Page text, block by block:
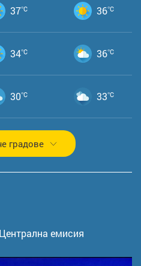
37°C 36°C
34°C 36°C
30°C 33°C
градове
емисия